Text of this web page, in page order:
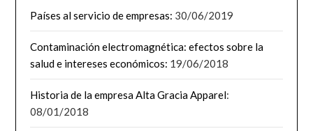
Países al servicio de empresas: 30/06/2019
Contaminación electromagnética: efectos sobre la
salud e intereses económicos: 19/06/2018
Historia de la empresa Alta Gracia Apparel:
08/01/2018